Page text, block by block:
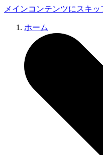
メインコンテンツにスキッ
ホーム